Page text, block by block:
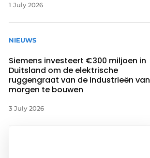
1 July 2026
NIEUWS
Siemens investeert €300 miljoen in
Duitsland om de elektrische
ruggengraat van de industrieën van
morgen te bouwen
3 July 2026